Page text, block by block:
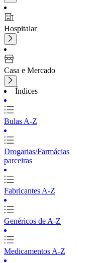
Hospitalar
Casa e Mercado
Índices
Bulas A-Z
Drogarias/Farmácias
parceiras
Fabricantes A-Z
Genéricos de A-Z
Medicamentos A-Z